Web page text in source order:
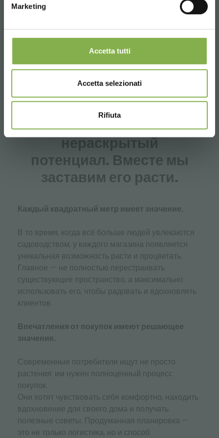
Marketing
Accetta tutti
Accetta selezionati
Rifiuta
ВДОХНОВЕНИЕ | ПРОЕКТ | РЕМОНТ
У вашего магазина есть
нераскрытый
потенциал. Вместе мы
заставим его расти.
Каждый квадратный метр имеет значение.
В то время, когда всё больше людей увлекаются
садоводством, у каждого магазина появляется
уникальная возможность расти и процветать.
Главное — не полностью перестраивать
существующее пространство, а максимально
использовать его, чтобы радовать и вдохновлять
клиентов.
Впечатления от покупок имеют решающее
значение.
Современные потребители ищут не просто
растения: им нужен полноценный процесс
покупок.
Они хотят чувствовать себя комфортно, находить
вдохновение для своего дома и получать
полезные советы. Продуманная планировка —
это не только логистика, но и способ: